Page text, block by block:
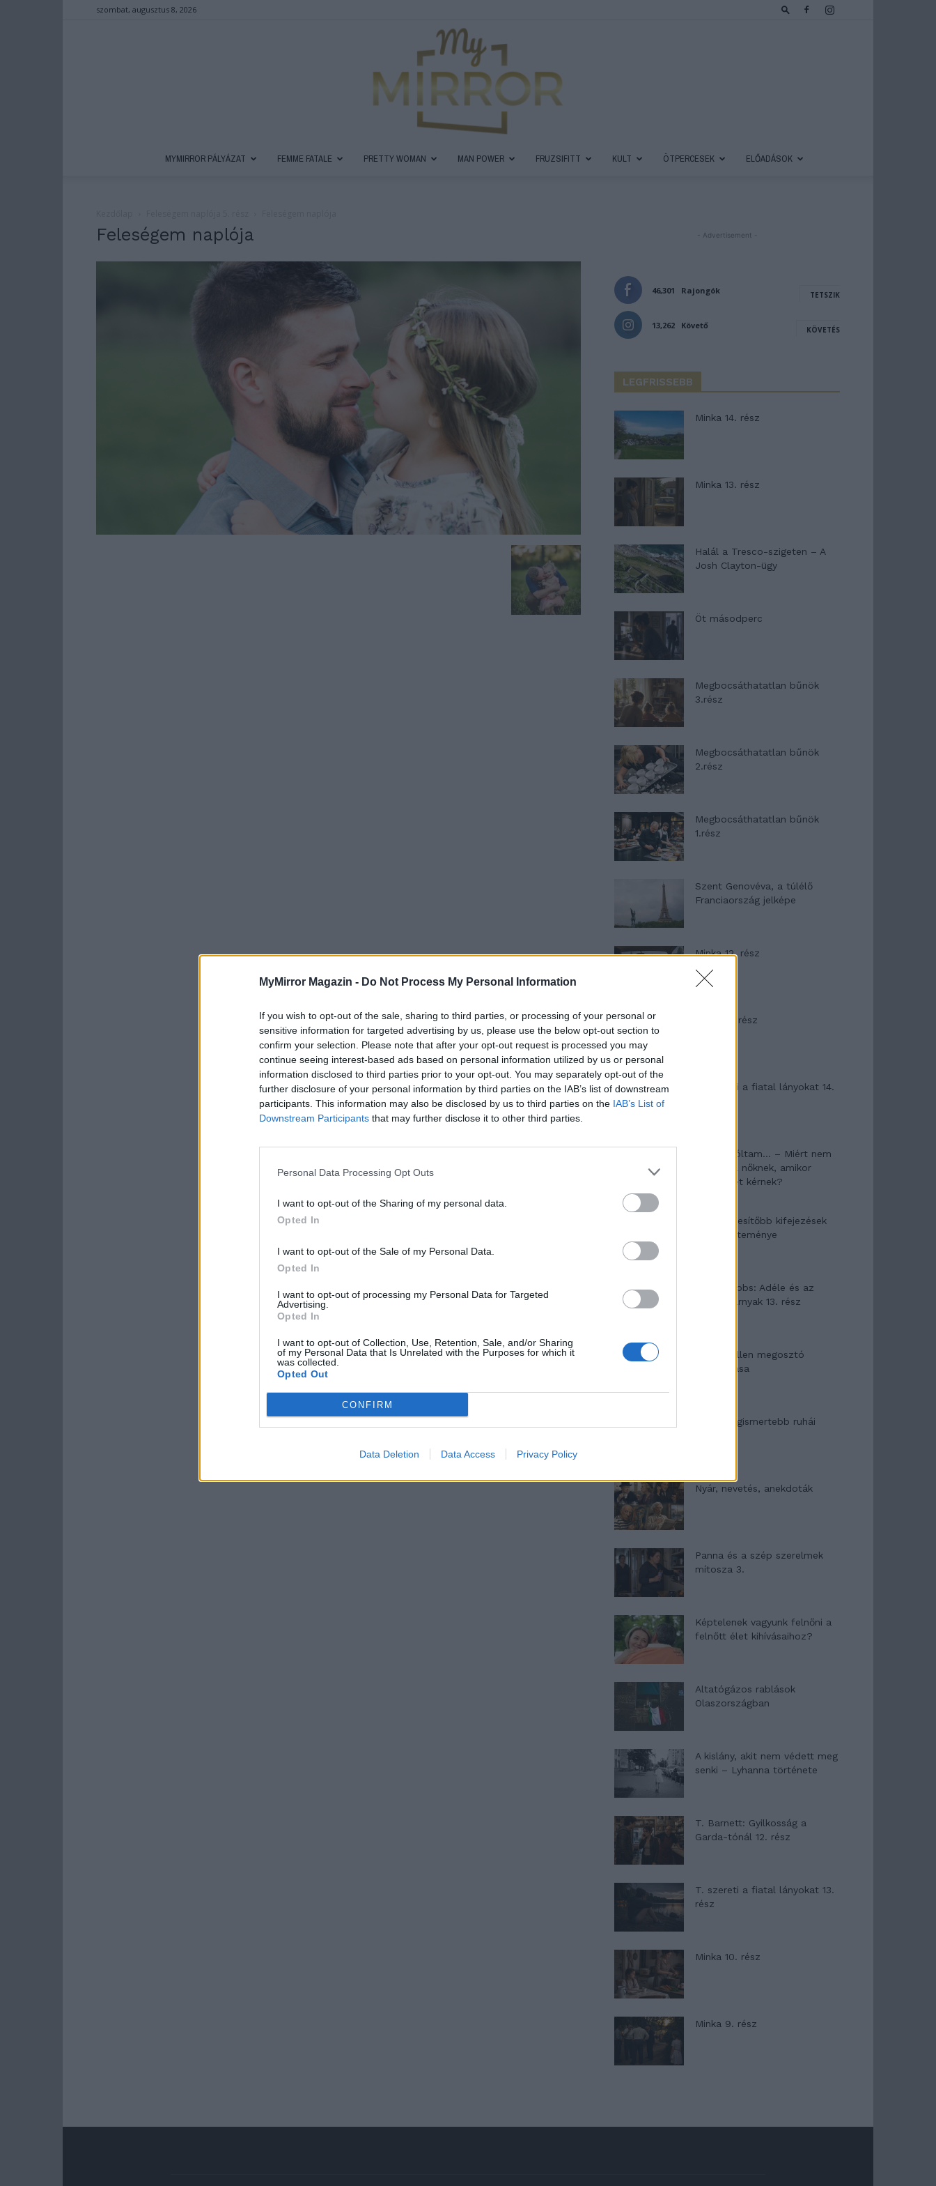
MyMirror Magazin - Do Not Process My Personal Information
If you wish to opt-out of the sale, sharing to third parties, or processing of your personal or
sensitive information for targeted advertising by us, please use the below opt-out section to
confirm your selection. Please note that after your opt-out request is processed you may
continue seeing interest-based ads based on personal information utilized by us or personal
information disclosed to third parties prior to your opt-out. You may separately opt-out of the
further disclosure of your personal information by third parties on the IAB’s list of downstream
participants. This information may also be disclosed by us to third parties on the IAB’s List of
Downstream Participants that may further disclose it to other third parties.
Personal Data Processing Opt Outs
I want to opt-out of the Sharing of my personal data.
Opted In
I want to opt-out of the Sale of my Personal Data.
Opted In
I want to opt-out of processing my Personal Data for Targeted
Advertising.
Opted In
I want to opt-out of Collection, Use, Retention, Sale, and/or Sharing
of my Personal Data that Is Unrelated with the Purposes for which it
was collected.
Opted Out
CONFIRM
Data Deletion Data Access Privacy Policy
szombat, augusztus 8, 2026
MYMIRROR PÁLYÁZAT FEMME FATALE PRETTY WOMAN MAN POWER FRUZSIFITT KULT ÖTPERCESEK ELŐADÁSOK
Feleségem naplója - Advertisement -
46,301 Rajongók TETSZIK
13,262 Követő KÖVETÉS
LEGFRISSEBB
Minka 14. rész
Minka 13. rész
Halál a Tresco-szigeten – A
Josh Clayton-ügy
Öt másodperc
Megbocsáthatatlan bűnök
3.rész
Megbocsáthatatlan bűnök
2.rész
Megbocsáthatatlan bűnök
1.rész
Szent Genovéva, a túlélő
Franciaország jelképe
Minka 12. rész
Minka 11. rész
T. szereti a fiatal lányokat 14.
Pedig szóltam… – Miért nem
hiszünk a nőknek, amikor
segítséget kérnek?
A legidegesítőbb kifejezések
laza gyűjteménye
Elyna Robbs: Adéle és az
örökölt árnyak 13. rész
Woody Allen megosztó
zsenialitása
A világ legismertebb ruhái
Nyár, nevetés, anekdoták
Panna és a szép szerelmek
mítosza 3.
Képtelenek vagyunk felnőni a
felnőtt élet kihívásaihoz?
Altatógázos rablások
Olaszországban
A kislány, akit nem védett meg
senki – Lyhanna története
T. Barnett: Gyilkosság a
Garda-tónál 12. rész
T. szereti a fiatal lányokat 13.
rész
Minka 10. rész
Minka 9. rész